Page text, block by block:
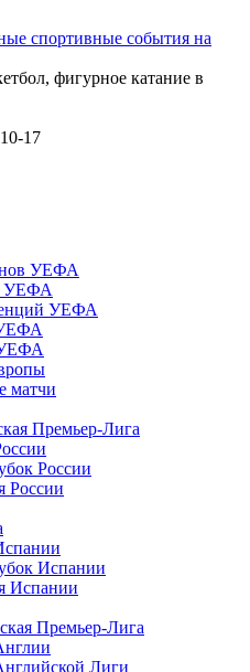
спортивные события на
фигурное катание в
17
УЕФА
УЕФА
УЕФА
матчи
Премьер-Лига
России
России
Испании
Испании
Премьер-Лига
Лиги